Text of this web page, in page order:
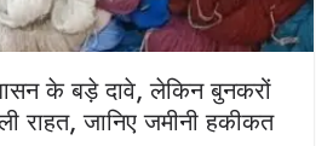
के बड़े दावे, लेकिन बुनकरों
राहत, जानिए जमीनी हकीकत